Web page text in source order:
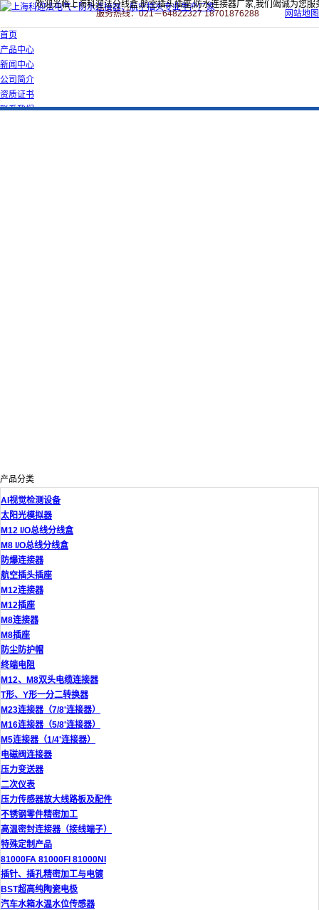
欢迎光临上海科迎法分线盒,航空插头插座,防水连接器厂家,我们竭诚为您服
服务热线：021－64822327 18701876288
网站地图
首页
产品中心
新闻中心
公司简介
资质证书
联系我们
产品分类
AI视觉检测设备
太阳光模拟器
M12 I/O总线分线盒
M8 I/O总线分线盒
防爆连接器
航空插头插座
M12连接器
M12插座
M8连接器
M8插座
防尘防护帽
终端电阻
M12、M8双头电缆连接器
T形、Y形一分二转换器
M23连接器（7/8'连接器）
M16连接器（5/8'连接器）
M5连接器（1/4'连接器）
电磁阀连接器
压力变送器
二次仪表
压力传感器放大线路板及配件
不锈钢零件精密加工
高温密封连接器（接线端子）
特殊定制产品
81000FA 81000FI 81000NI
插针、插孔精密加工与电镀
BST超高纯陶瓷电极
汽车水箱水温水位传感器